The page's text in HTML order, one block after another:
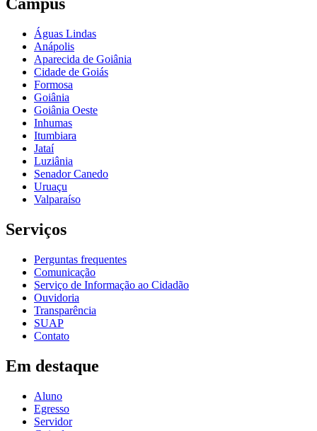
Câmpus
Águas Lindas
Anápolis
Aparecida de Goiânia
Cidade de Goiás
Formosa
Goiânia
Goiânia Oeste
Inhumas
Itumbiara
Jataí
Luziânia
Senador Canedo
Uruaçu
Valparaíso
Serviços
Perguntas frequentes
Comunicação
Serviço de Informação ao Cidadão
Ouvidoria
Transparência
SUAP
Contato
Em destaque
Aluno
Egresso
Servidor